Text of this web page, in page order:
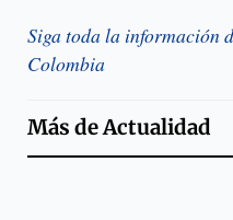
Siga toda la información
Colombia
Más deActualidad